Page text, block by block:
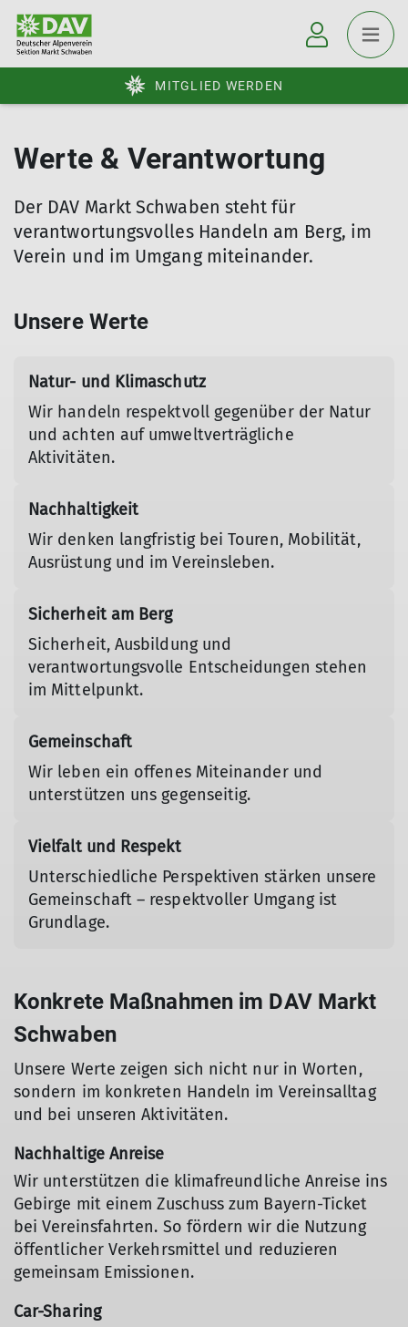
MITGLIED WERDEN
Werte & Verantwortung
Der DAV Markt Schwaben steht für
verantwortungsvolles Handeln am Berg, im
Verein und im Umgang miteinander.
Unsere Werte
Natur- und Klimaschutz
Wir handeln respektvoll gegenüber der Natur
und achten auf umweltverträgliche
Aktivitäten.
Nachhaltigkeit
Wir denken langfristig bei Touren, Mobilität,
Ausrüstung und im Vereinsleben.
Sicherheit am Berg
Sicherheit, Ausbildung und
verantwortungsvolle Entscheidungen stehen
im Mittelpunkt.
Gemeinschaft
Wir leben ein offenes Miteinander und
unterstützen uns gegenseitig.
Vielfalt und Respekt
Unterschiedliche Perspektiven stärken unsere
Gemeinschaft – respektvoller Umgang ist
Grundlage.
Konkrete Maßnahmen im DAV Markt
Schwaben
Unsere Werte zeigen sich nicht nur in Worten,
sondern im konkreten Handeln im Vereinsalltag
und bei unseren Aktivitäten.
Nachhaltige Anreise
Wir unterstützen die klimafreundliche Anreise ins
Gebirge mit einem Zuschuss zum Bayern-Ticket
bei Vereinsfahrten. So fördern wir die Nutzung
öffentlicher Verkehrsmittel und reduzieren
gemeinsam Emissionen.
Car-Sharing